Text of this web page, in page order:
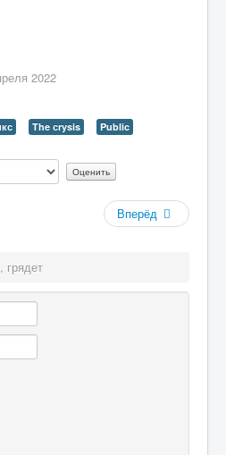
2022
The сrysis Public
Вперёд
грядет